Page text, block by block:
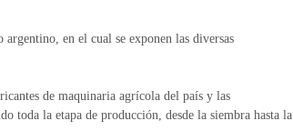
en el cual se exponen las diversas
de maquinaria agrícola del país y las
toda la etapa de producción, desde la siembra hasta la